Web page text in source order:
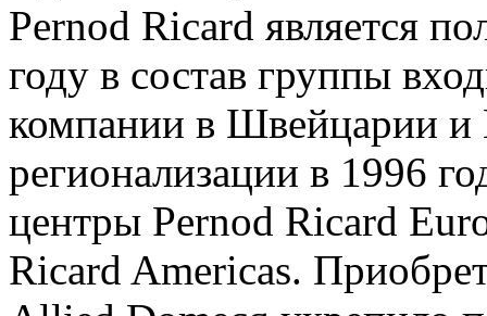
Pernod Ricard является
году в состав группы
компании в Швейцарии
регионализации в 1996
центры Pernod Ricard
Ricard Americas.